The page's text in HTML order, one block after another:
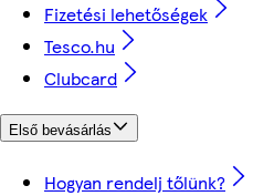
Fizetési lehetőségek
Tesco.hu
Clubcard
Első bevásárlás
Hogyan rendelj tőlünk?